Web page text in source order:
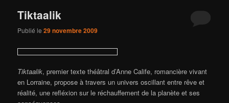
Tiktaalik
Publié le29 novembre 2009
Tiktaalik, premier texte théâtral d’Anne Calife, romancière vivant
en Lorraine, propose à travers un univers oscillant entre rêve et
réalité, une refléxion sur le réchauffement de la planète et ses